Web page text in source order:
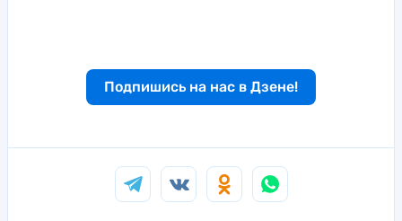
Подпишись на нас в Дзене!